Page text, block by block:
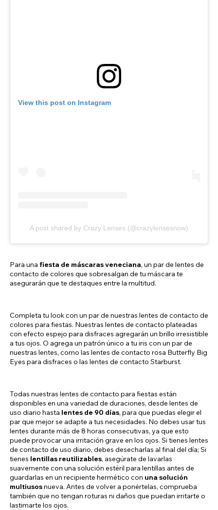
View this post on Instagram
A post shared by Crazy Lenses (@crazylensesnow)
Para una fiesta de máscaras veneciana, un par de lentes de
contacto de colores que sobresalgan de tu máscara te
asegurarán que te destaques entre la multitud.
Completa tu look con un par de nuestras lentes de contacto de
colores para fiestas. Nuestras lentes de contacto plateadas
con efecto espejo para disfraces agregarán un brillo irresistible
a tus ojos. O agrega un patrón único a tu iris con un par de
nuestras lentes, como las lentes de contacto rosa Butterfly Big
Eyes para disfraces o las lentes de contacto Starburst.
Todas nuestras lentes de contacto para fiestas están
disponibles en una variedad de duraciones, desde lentes de
uso diario hasta lentes de 90 días, para que puedas elegir el
par que mejor se adapte a tus necesidades. No debes usar tus
lentes durante más de 8 horas consecutivas, ya que esto
puede provocar una irritación grave en los ojos. Si tienes lentes
de contacto de uso diario, debes desecharlas al final del día; Si
tienes lentillas reutilizables, asegúrate de lavarlas
suavemente con una solución estéril para lentillas antes de
guardarlas en un recipiente hermético con una solución
multiusosnueva. Antes de volver a ponértelas, comprueba
también que no tengan roturas ni daños que puedan irritarte o
lastimarte los ojos.